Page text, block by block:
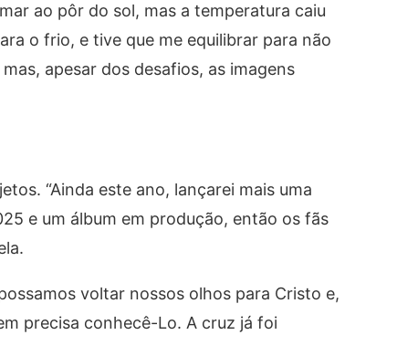
ao pôr do sol, mas a temperatura caiu
o frio, e tive que me equilibrar para não
apesar dos desafios, as imagens
“Ainda este ano, lançarei mais uma
e um álbum em produção, então os fãs
voltar nossos olhos para Cristo e,
precisa conhecê-Lo. A cruz já foi